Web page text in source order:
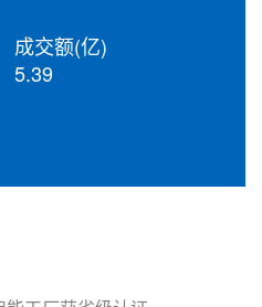
成交额(亿)
5.39